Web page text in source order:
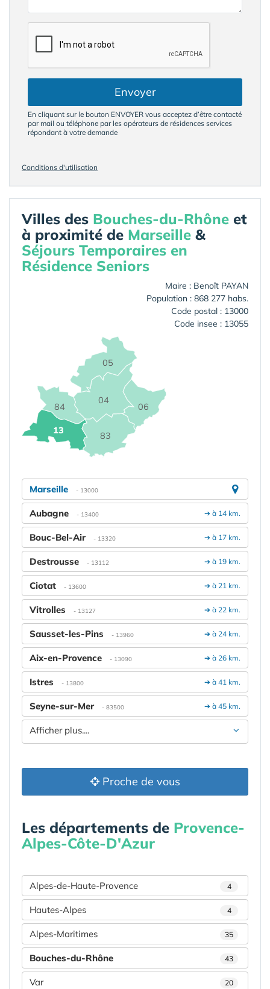
Envoyer
En cliquant sur le bouton ENVOYER vous acceptez d’être contacté
par mail ou téléphone par les opérateurs de résidences services
répondant à votre demande
Conditions d'utilisation
Villes des Bouches-du-Rhône et
à proximité de Marseille &
Séjours Temporaires en
Résidence Seniors
Maire : Benoît PAYAN
Population : 868 277 habs.
Code postal : 13000
Code insee : 13055
04
05
06
13 83
84
Marseille - 13000
➔ à 14 km.
Aubagne - 13400
➔ à 17 km.
Bouc-Bel-Air - 13320
➔ à 19 km.
Destrousse - 13112
➔ à 21 km.
Ciotat - 13600
➔ à 22 km.
Vitrolles - 13127
➔ à 24 km.
Sausset-les-Pins - 13960
➔ à 26 km.
Aix-en-Provence - 13090
➔ à 41 km.
Istres - 13800
➔ à 45 km.
Seyne-sur-Mer - 83500
Afficher plus....
Proche de vous
Les départements de Provence-
Alpes-Côte-D'Azur
Alpes-de-Haute-Provence 4
Hautes-Alpes 4
Alpes-Maritimes 35
Bouches-du-Rhône 43
Var 20